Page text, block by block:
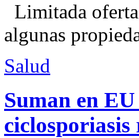
Limitada
algunas
Salud
Suman en
ciclosporiasis